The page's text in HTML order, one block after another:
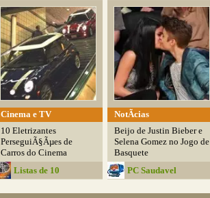
Cinema e TV
10 Eletrizantes
PerseguiÃ§Ãµes de
Carros do Cinema
Listas de 10
NotÃ­cias
Beijo de Justin Bieber e
Selena Gomez no Jogo de
Basquete
PC Saudavel